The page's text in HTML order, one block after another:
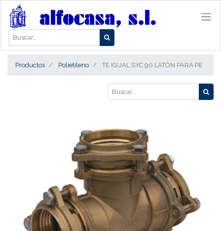
Productos Polietileno TE IGUAL SYC 90 LATÓN PARA PE